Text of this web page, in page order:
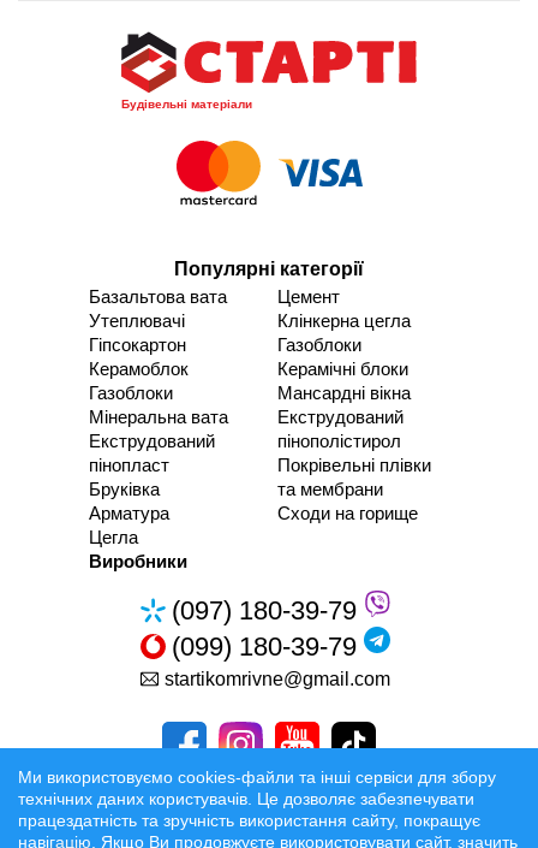
Будівельні матеріали
Популярні категорії
Базальтова вата
Утеплювачі
Гіпсокартон
Керамоблок
Газоблоки
Мінеральна вата
Екструдований
пінопласт
Бруківка
Арматура
Цегла
Цемент
Клінкерна цегла
Газоблоки
Керамічні блоки
Мансардні вікна
Екструдований
пінополістирол
Покрівельні плівки
та мембрани
Сходи на горище
Виробники
(097) 180-39-79
(099) 180-39-79
startikomrivne@gmail.com
Розробка та Розкрутка сайтів
Ми використовуємо cookies-файли та інші сервіси для збору
технічних даних користувачів. Це дозволяє забезпечувати
працездатність та зручність використання сайту, покращує
навігацію. Якщо Ви продовжуєте використовувати сайт, значить